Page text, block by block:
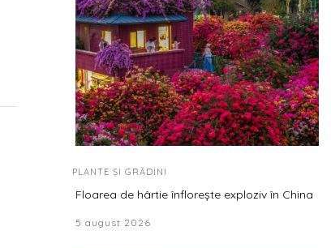
PLANTE ȘI GRĂDINI
Floarea de hârtie înflorește exploziv în China
5 august 2026